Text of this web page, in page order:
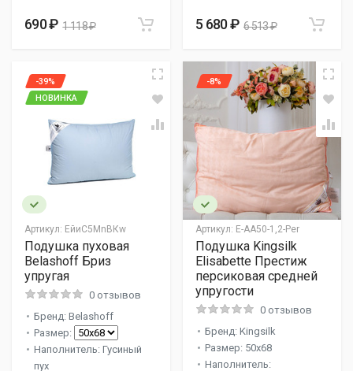
690 ₽ 1 118 ₽ 5 680 ₽ 6 513 ₽
Артикул: ЕйиC5МnВКw
-39%
НОВИНКА
Подушка пуховая
Belashoff Бриз
упругая
0 отзывов
Бренд: Belashoff
Размер:
Наполнитель: Гусиный
пух
Артикул: E-AA50-1,2-Per
-8%
Подушка Kingsilk
Elisabette Престиж
персиковая средней
упругости
0 отзывов
Бренд: Kingsilk
Размер: 50x68
Наполнитель: